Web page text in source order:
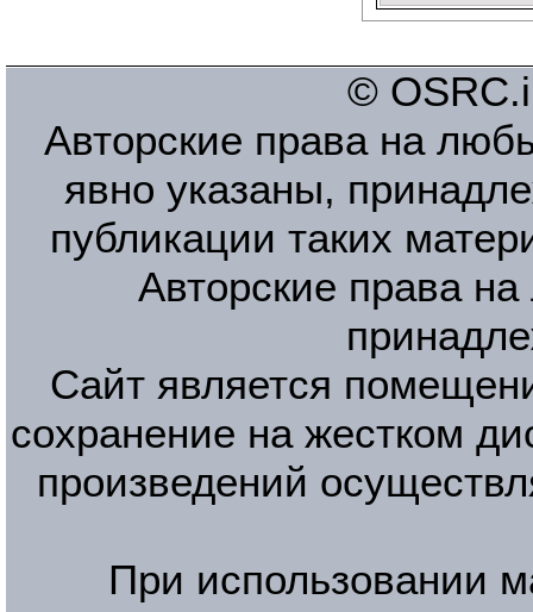
©
Авторские права на
явно указаны,
публикации таких
Авторские права
Сайт является
сохранение на жестком
произведений
При использовании